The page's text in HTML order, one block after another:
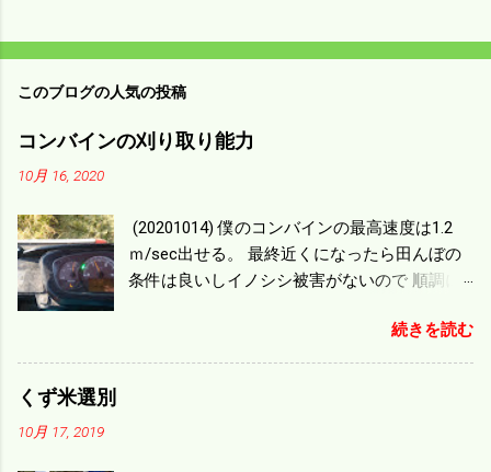
このブログの人気の投稿
コンバインの刈り取り能力
10月 16, 2020
(20201014) 僕のコンバインの最高速度は1.2
ｍ/sec出せる。 最終近くになったら田んぼの
条件は良いしイノシシ被害がないので 順調に
ｍ/min、4.32ｋｍ/hrになり 幅は約2ｍだから
0.864/haの作業能力がある。 実際は回転した
続きを読む
くず米選別
10月 17, 2019